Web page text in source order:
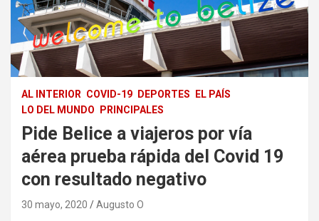
AL INTERIOR COVID-19 DEPORTES
EL PAÍS
LO DEL MUNDO
PRINCIPALES
Pide Belice a viajeros por vía
aérea prueba rápida del Covid 19
con resultado negativo
30 mayo, 2020 Augusto O